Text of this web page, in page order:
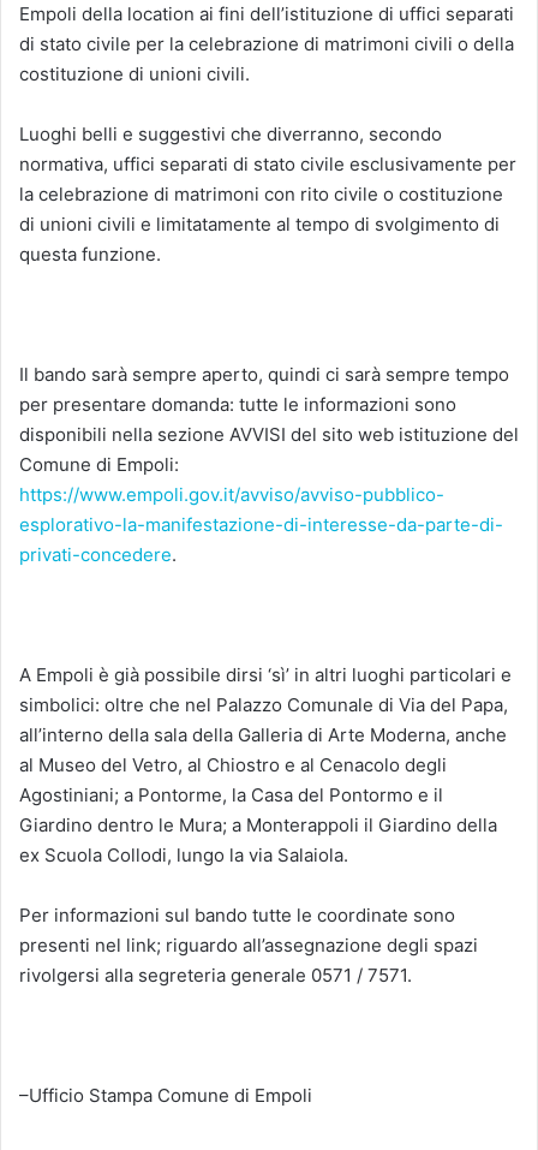
Empoli della location ai fini dell’istituzione di uffici separati
di stato civile per la celebrazione di matrimoni civili o della
costituzione di unioni civili.
Luoghi belli e suggestivi che diverranno, secondo
normativa, uffici separati di stato civile esclusivamente per
la celebrazione di matrimoni con rito civile o costituzione
di unioni civili e limitatamente al tempo di svolgimento di
questa funzione.
Il bando sarà sempre aperto, quindi ci sarà sempre tempo
per presentare domanda: tutte le informazioni sono
disponibili nella sezione AVVISI del sito web istituzione del
Comune di Empoli:
https://www.empoli.gov.it/avviso/avviso-pubblico-
esplorativo-la-manifestazione-di-interesse-da-parte-di-
privati-concedere.
A Empoli è già possibile dirsi ‘sì’ in altri luoghi particolari e
simbolici: oltre che nel Palazzo Comunale di Via del Papa,
all’interno della sala della Galleria di Arte Moderna, anche
al Museo del Vetro, al Chiostro e al Cenacolo degli
Agostiniani; a Pontorme, la Casa del Pontormo e il
Giardino dentro le Mura; a Monterappoli il Giardino della
ex Scuola Collodi, lungo la via Salaiola.
Per informazioni sul bando tutte le coordinate sono
presenti nel link; riguardo all’assegnazione degli spazi
rivolgersi alla segreteria generale 0571 / 7571.
–Ufficio Stampa Comune di Empoli